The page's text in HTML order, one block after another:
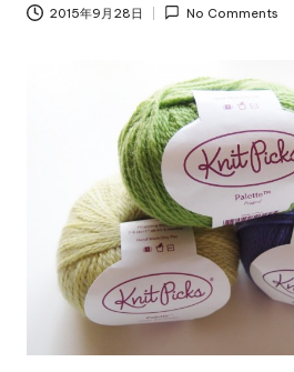
2015年9月28日 No Comments